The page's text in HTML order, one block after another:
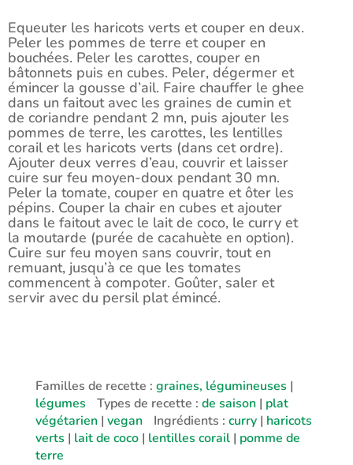
Equeuter les haricots verts et couper en deux.
Peler les pommes de terre et couper en
bouchées. Peler les carottes, couper en
bâtonnets puis en cubes. Peler, dégermer et
émincer la gousse d’ail. Faire chauffer le ghee
dans un faitout avec les graines de cumin et
de coriandre pendant 2 mn, puis ajouter les
pommes de terre, les carottes, les lentilles
corail et les haricots verts (dans cet ordre).
Ajouter deux verres d’eau, couvrir et laisser
cuire sur feu moyen-doux pendant 30 mn.
Peler la tomate, couper en quatre et ôter les
pépins. Couper la chair en cubes et ajouter
dans le faitout avec le lait de coco, le curry et
la moutarde (purée de cacahuète en option).
Cuire sur feu moyen sans couvrir, tout en
remuant, jusqu’à ce que les tomates
commencent à compoter. Goûter, saler et
servir avec du persil plat émincé.
Familles de recette : graines, légumineuses |
légumes
Types de recette : de saison| plat
végétarien| vegan Ingrédients : curry| haricots
verts | lait de coco| lentilles corail| pomme de
terre